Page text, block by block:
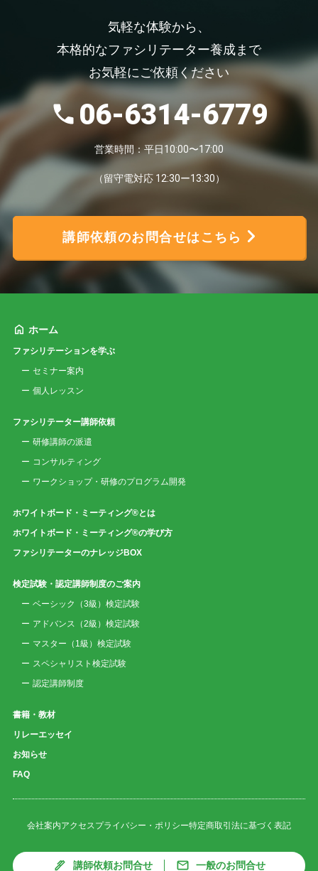
気軽な体験から、
本格的なファシリテーター養成まで
お気軽にご依頼ください
06-6314-6779
営業時間：平日10:00〜17:00
（留守電対応 12:30ー13:30）
講師依頼のお問合せはこちら
ホーム
ファシリテーションを学ぶ
セミナー案内
個人レッスン
ファシリテーター講師依頼
研修講師の派遣
コンサルティング
ワークショップ・研修のプログラム開発
ホワイトボード・ミーティング®とは
ホワイトボード・ミーティング®の学び方
ファシリテーターのナレッジBOX
検定試験・認定講師制度のご案内
ベーシック（3級）検定試験
アドバンス（2級）検定試験
マスター（1級）検定試験
スペシャリスト検定試験
認定講師制度
書籍・教材
リレーエッセイ
お知らせ
FAQ
会社案内アクセス プライバシー・ポリシー特定商取引法に基づく表記
講師依頼お問合せ 一般のお問合せ